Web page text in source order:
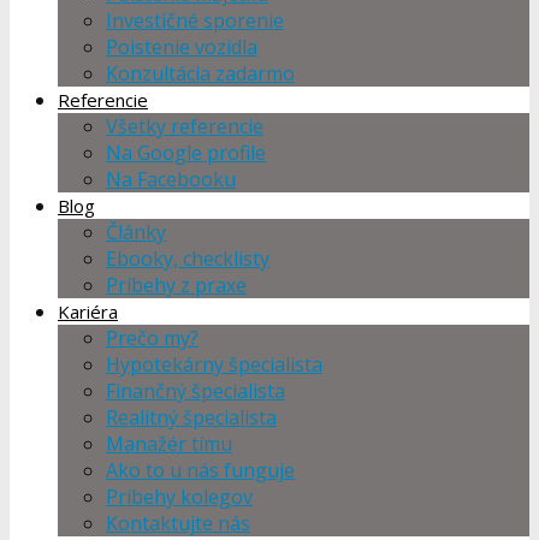
Investičné sporenie
Poistenie vozidla
Konzultácia zadarmo
Referencie
Všetky referencie
Na Google profile
Na Facebooku
Blog
Články
Ebooky, checklisty
Príbehy z praxe
Kariéra
Prečo my?
Hypotekárny špecialista
Finančný špecialista
Realitný špecialista
Manažér tímu
Ako to u nás funguje
Príbehy kolegov
Kontaktujte nás